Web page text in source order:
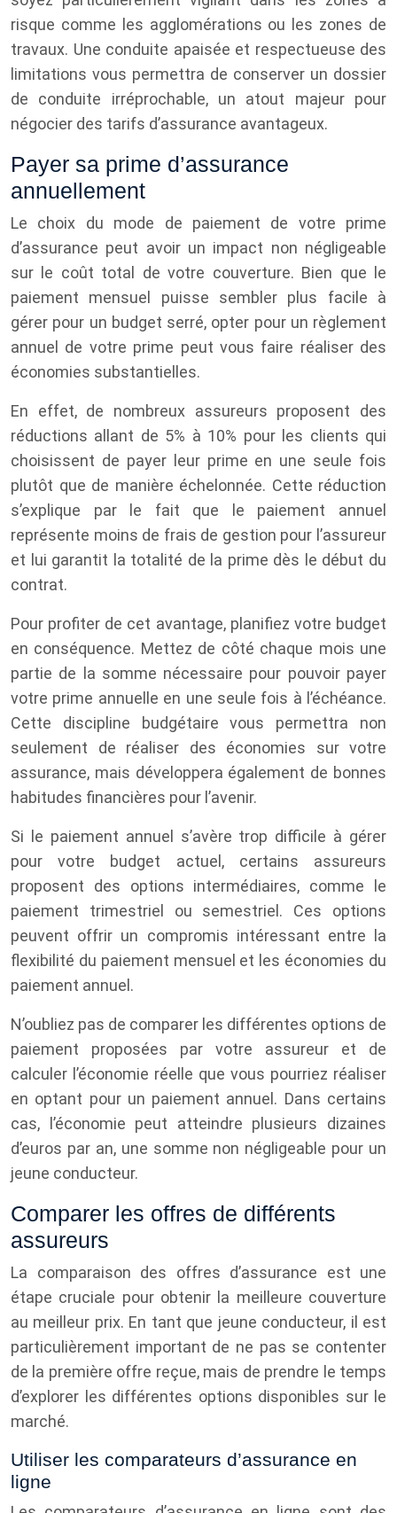
risque comme les agglomérations ou les zones de
travaux. Une conduite apaisée et respectueuse des
limitations vous permettra de conserver un dossier
de conduite irréprochable, un atout majeur pour
négocier des tarifs d’assurance avantageux.
Payer sa prime d’assurance
annuellement
Le choix du mode de paiement de votre prime
d’assurance peut avoir un impact non négligeable
sur le coût total de votre couverture. Bien que le
paiement mensuel puisse sembler plus facile à
gérer pour un budget serré, opter pour un règlement
annuel de votre prime peut vous faire réaliser des
économies substantielles.
En effet, de nombreux assureurs proposent des
réductions allant de 5% à 10% pour les clients qui
choisissent de payer leur prime en une seule fois
plutôt que de manière échelonnée. Cette réduction
s’explique par le fait que le paiement annuel
représente moins de frais de gestion pour l’assureur
et lui garantit la totalité de la prime dès le début du
contrat.
Pour profiter de cet avantage, planifiez votre budget
en conséquence. Mettez de côté chaque mois une
partie de la somme nécessaire pour pouvoir payer
votre prime annuelle en une seule fois à l’échéance.
Cette discipline budgétaire vous permettra non
seulement de réaliser des économies sur votre
assurance, mais développera également de bonnes
habitudes financières pour l’avenir.
Si le paiement annuel s’avère trop difficile à gérer
pour votre budget actuel, certains assureurs
proposent des options intermédiaires, comme le
paiement trimestriel ou semestriel. Ces options
peuvent offrir un compromis intéressant entre la
flexibilité du paiement mensuel et les économies du
paiement annuel.
N’oubliez pas de comparer les différentes options de
paiement proposées par votre assureur et de
calculer l’économie réelle que vous pourriez réaliser
en optant pour un paiement annuel. Dans certains
cas, l’économie peut atteindre plusieurs dizaines
d’euros par an, une somme non négligeable pour un
jeune conducteur.
Comparer les offres de différents
assureurs
La comparaison des offres d’assurance est une
étape cruciale pour obtenir la meilleure couverture
au meilleur prix. En tant que jeune conducteur, il est
particulièrement important de ne pas se contenter
de la première offre reçue, mais de prendre le temps
d’explorer les différentes options disponibles sur le
marché.
Utiliser les comparateurs d’assurance en
ligne